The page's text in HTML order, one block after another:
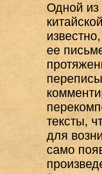
Одной из
ее
тексты,
для
само